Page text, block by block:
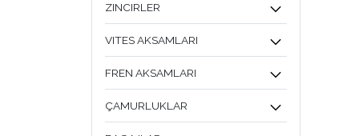
ZINCIRLER
VITES AKSAMLARI
FREN AKSAMLARI
ÇAMURLUKLAR